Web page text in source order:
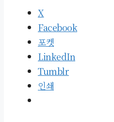
X
Facebook
포켓
LinkedIn
Tumblr
인쇄